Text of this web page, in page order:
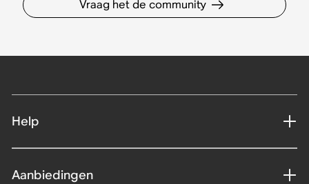
Vraag het de community
Help
Aanbiedingen